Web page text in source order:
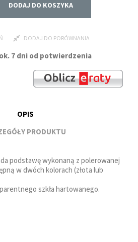
DODAJ DO KOSZYKA
DODAJ DO PORÓWNANIA
7 dni od potwierdzenia
OPIS
PRODUKTU
podstawę wykonaną z polerowanej
w dwóch kolorach (złota lub
szkła hartowanego.